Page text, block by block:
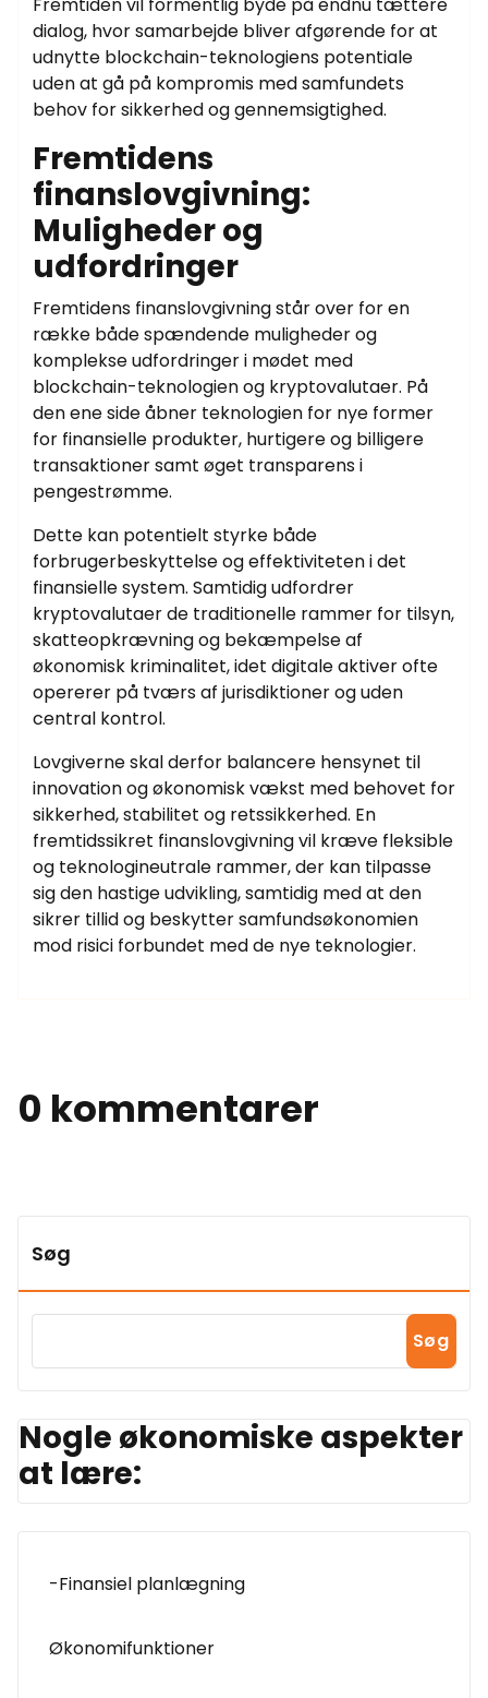
dialog, hvor samarbejde bliver afgørende for at
udnytte blockchain-teknologiens potentiale
uden at gå på kompromis med samfundets
behov for sikkerhed og gennemsigtighed.
Fremtidens
finanslovgivning:
Muligheder og
udfordringer
Fremtidens finanslovgivning står over for en
række både spændende muligheder og
komplekse udfordringer i mødet med
blockchain-teknologien og kryptovalutaer. På
den ene side åbner teknologien for nye former
for finansielle produkter, hurtigere og billigere
transaktioner samt øget transparens i
pengestrømme.
Dette kan potentielt styrke både
forbrugerbeskyttelse og effektiviteten i det
finansielle system. Samtidig udfordrer
kryptovalutaer de traditionelle rammer for tilsyn,
skatteopkrævning og bekæmpelse af
økonomisk kriminalitet, idet digitale aktiver ofte
opererer på tværs af jurisdiktioner og uden
central kontrol.
Lovgiverne skal derfor balancere hensynet til
innovation og økonomisk vækst med behovet for
sikkerhed, stabilitet og retssikkerhed. En
fremtidssikret finanslovgivning vil kræve fleksible
og teknologineutrale rammer, der kan tilpasse
sig den hastige udvikling, samtidig med at den
sikrer tillid og beskytter samfundsøkonomien
mod risici forbundet med de nye teknologier.
0 kommentarer
Søg
Søg
Nogle økonomiske aspekter
at lære:
-Finansiel planlægning
Økonomifunktioner